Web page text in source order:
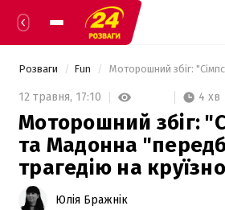
Розваги Fun
12 травня, 17:10 4 хв
Моторошний збіг:
та Мадонна
трагедію на
Юлія Бражнік